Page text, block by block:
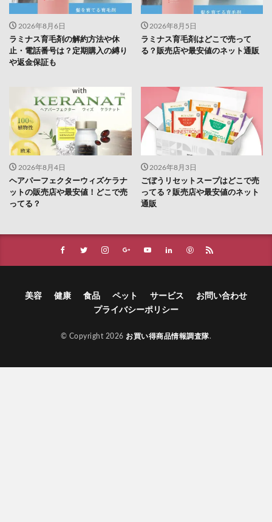
2026年8月6日
ラミナス育毛剤の解約方法や休
止・電話番号は？定期購入の縛り
や返金保証も
2026年8月5日
ラミナス育毛剤はどこで売って
る？販売店や最安値のネット通販
2026年8月4日
ヘアパーフェクターウィズケラナ
ットの販売店や最安値！どこで売
ってる？
2026年8月3日
ごぼうリセットスープはどこで売
ってる？販売店や最安値のネット
通販
美容 健康 食品 ペット サービス
お問い合わせ
プライバシーポリシー
© Copyright 2026 お買い得商品情報調査隊.